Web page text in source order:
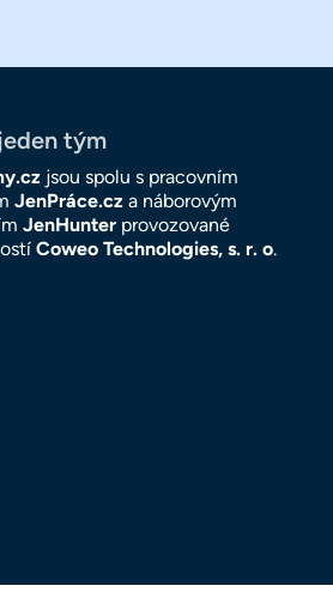
tým
jsou spolu s pracovním
JenPráce.cz a náborovým
JenHunter provozované
Coweo Technologies, s. r. o.